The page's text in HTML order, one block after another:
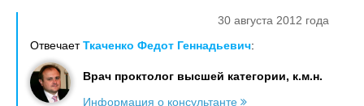
30 августа 2012 года
ОтвечаетТкаченко Федот Геннадьевич:
Врач проктолог высшей категории, к.м.н.
Информация о консультанте